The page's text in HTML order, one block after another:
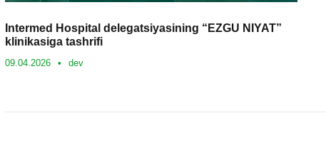
Intermed Hospital delegatsiyasining “EZGU NIYAT”
klinikasiga tashrifi
09.04.2026 • dev